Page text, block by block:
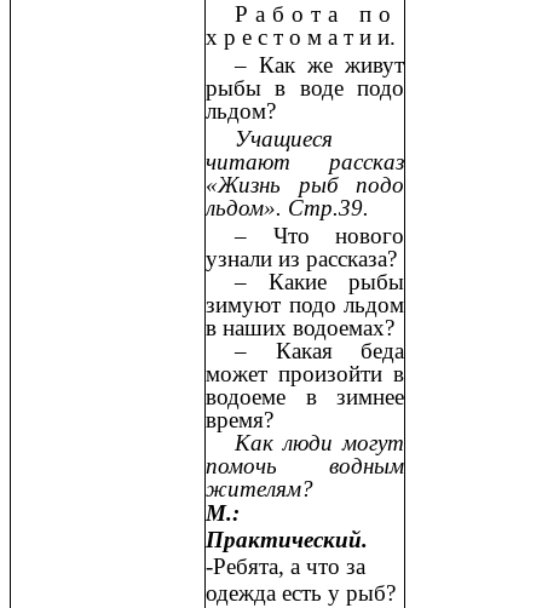
Р а б о т а п о
х р е с т о м а т и и.
– Как же живут
рыбы в воде подо
льдом?
Учащиеся
читают рассказ
«Жизнь рыб подо
льдом». Стр.39.
– Что нового
узнали из рассказа?
– Какие рыбы
зимуют подо льдом
в наших водоемах?
– Какая беда
может произойти в
водоеме в зимнее
время?
Как люди могут
помочь водным
жителям?
М.:
Практический.
-Ребята, а что за
одежда есть у рыб?